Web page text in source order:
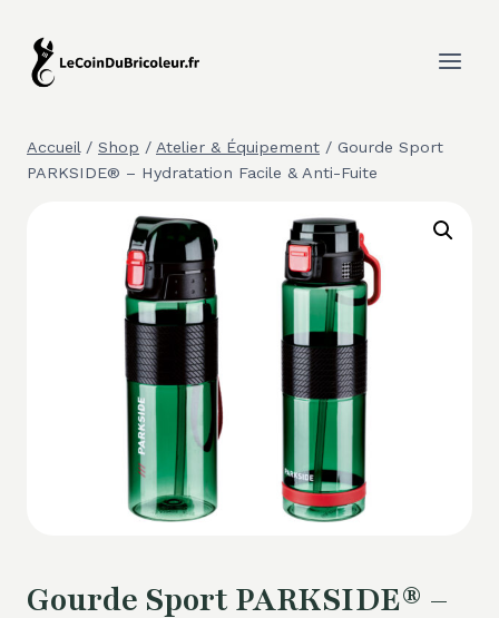
contenu
Accueil / Shop / Atelier & Équipement / Gourde Sport
PARKSIDE® – Hydratation Facile & Anti-Fuite
Gourde Sport PARKSIDE® –